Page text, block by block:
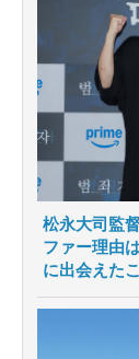
松永大司監
ファー理由
に出会えた